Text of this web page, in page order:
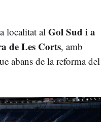
localitat al Gol Sud i a
de Les Corts, amb
abans de la reforma del